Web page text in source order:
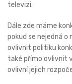
televizi.
Dále zde máme
pokud se nejedná o
ovlivnit politiku
také přímo ovlivnit
ovlivní jejich